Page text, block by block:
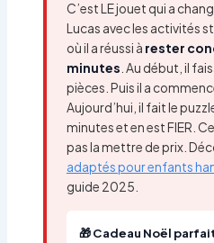
C’est LE jouet qui a
Lucas avec les activités
où il a réussi à rester
minutes . Au début, il
pièces. Puis il a
Aujourd’hui, il fait le
minutes et en est FIER.
pas la mettre de prix.
adaptés pour enfants
guide 2025.
🎁 Cadeau Noël